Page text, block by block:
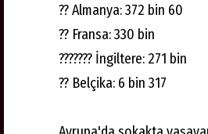
?? Almanya: 372 bin 60
?? Fransa: 330 bin
??????? İngiltere: 271 bin
?? Belçika: 6 bin 317